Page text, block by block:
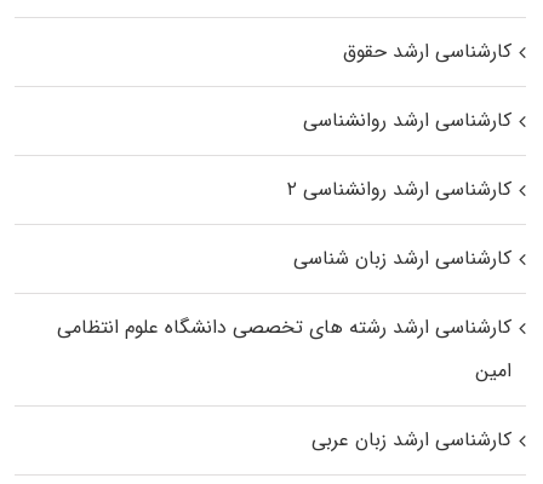
کارشناسی ارشد حقوق
کارشناسی ارشد روانشناسی
کارشناسی ارشد روانشناسی ۲
کارشناسی ارشد زبان شناسی
کارشناسی ارشد رﺷﺘﻪ ﻫﺎی تخصصی داﻧﺸﮕﺎه ﻋﻠﻮم انتظامی
اﻣﻴﻦ
کارشناسی ارشد زبان عربی